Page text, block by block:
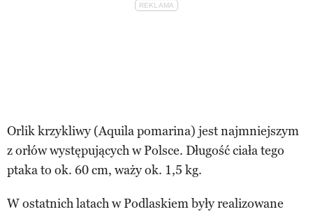
Orlik krzykliwy (Aquila pomarina) jest najmniejszym
z orłów występujących w Polsce. Długość ciała tego
ptaka to ok. 60 cm, waży ok. 1,5 kg.
W ostatnich latach w Podlaskiem były realizowane